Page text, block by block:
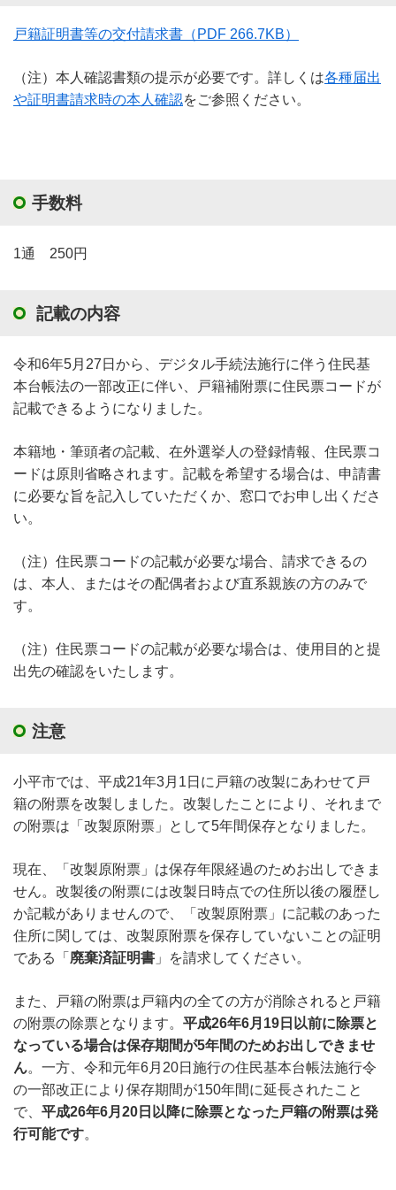
戸籍証明書等の交付請求書 （PDF 266.7KB）
（注）本人確認書類の提示が必要です。詳しくは各種届出
や証明書請求時の本人確認をご参照ください。
手数料
1通 250円
記載の内容
令和6年5月27日から、デジタル手続法施行に伴う住民基
本台帳法の一部改正に伴い、戸籍補附票に住民票コードが
記載できるようになりました。
本籍地・筆頭者の記載、在外選挙人の登録情報、住民票コ
ードは原則省略されます。記載を希望する場合は、申請書
に必要な旨を記入していただくか、窓口でお申し出くださ
い。
（注）住民票コードの記載が必要な場合、請求できるの
は、本人、またはその配偶者および直系親族の方のみで
す。
（注）住民票コードの記載が必要な場合は、使用目的と提
出先の確認をいたします。
注意
小平市では、平成21年3月1日に戸籍の改製にあわせて戸
籍の附票を改製しました。改製したことにより、それまで
の附票は「改製原附票」として5年間保存となりました。
現在、「改製原附票」は保存年限経過のためお出しできま
せん。改製後の附票には改製日時点での住所以後の履歴し
か記載がありませんので、「改製原附票」に記載のあった
住所に関しては、改製原附票を保存していないことの証明
である「 廃棄済証明書 」を請求してください。
また、戸籍の附票は戸籍内の全ての方が消除されると戸籍
の附票の除票となります。 平成26年6月19日以前に除票と
なっている場合は保存期間が5年間のためお出しできませ
ん。一方、令和元年6月20日施行の住民基本台帳法施行令
の一部改正により保存期間が150年間に延長されたこと
で、 平成26年6月20日以降に除票となった戸籍の附票は発
行可能です。